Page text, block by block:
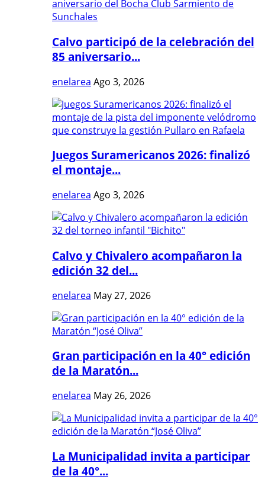
Calvo participó de la celebración del
85 aniversario...
enelarea Ago 3, 2026
Juegos Suramericanos 2026: finalizó
el montaje...
enelarea Ago 3, 2026
Calvo y Chivalero acompañaron la
edición 32 del...
enelarea May 27, 2026
Gran participación en la 40° edición
de la Maratón...
enelarea May 26, 2026
La Municipalidad invita a participar
de la 40°...